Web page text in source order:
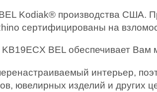
Kodiak® производства США.
сертифицированы на
BEL обеспечивает
интерьер,
ювелирных изделий и других